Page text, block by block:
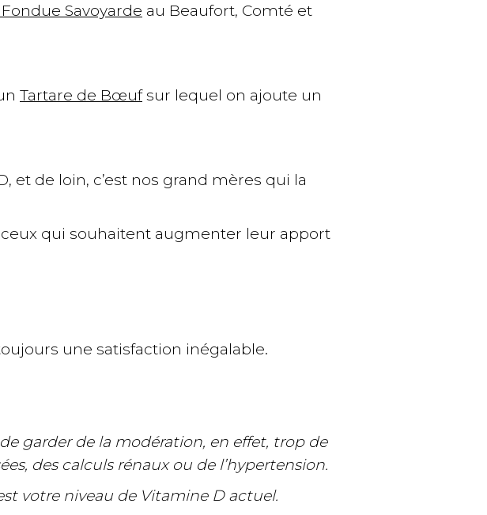
Savoyarde au Beaufort, Comté et
Tartare de Bœufsur lequel on ajoute un
et de loin, c’est nos grand mères qui la
qui souhaitent augmenter leur apport
une satisfaction inégalable.
garder de la modération, en effet, trop de
des calculs rénaux ou de l’hypertension.
votre niveau de Vitamine D actuel.